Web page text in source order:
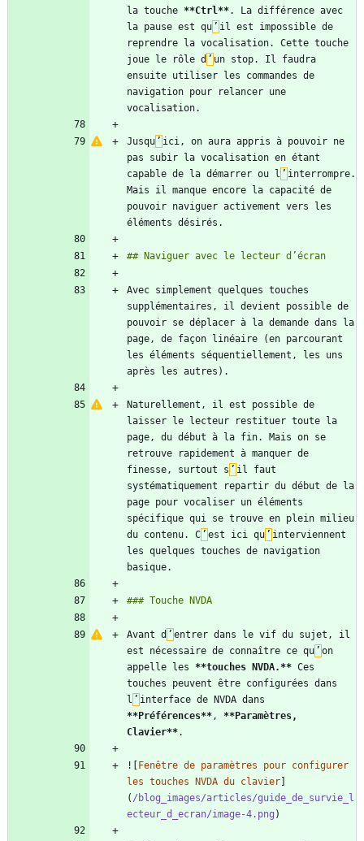
la touche **Ctrl**. La différence avec
la pause est qu ’ il est impossible de
reprendre la vocalisation. Cette touche
joue le rôle d ’ un stop. Il faudra
ensuite utiliser les commandes de
navigation pour relancer une
Jusqu ’ ici, on aura appris à pouvoir ne
pas subir la vocalisation en étant
capable de la démarrer ou l ’ interrompre.
Mais il manque encore la capacité de
pouvoir naviguer activement vers les
Avec simplement quelques touches
supplémentaires, il devient possible de
pouvoir se déplacer à la demande dans la
page, de façon linéaire (en parcourant
les éléments séquentiellement, les uns
Naturellement, il est possible de
laisser le lecteur restituer toute la
page, du début à la fin. Mais on se
retrouve rapidement à manquer de
finesse, surtout s ’ il faut
systématiquement repartir du début de la
page pour vocaliser un éléments
spécifique qui se trouve en plein milieu
du contenu. C ’ est ici qu ’ interviennent
les quelques touches de navigation
Avant d ’ entrer dans le vif du sujet, il
est nécessaire de connaître ce qu ’ on
appelle les **touches NVDA.** Ces
touches peuvent être configurées dans
l ’
**Préférences**, **Paramètres,
Clavier**
![
Fenêtre de paramètres pour configurer
les touches NVDA du clavier
( /blog_images/articles/guide_de_survie_l
ecteur_d_ecran/image-4.png